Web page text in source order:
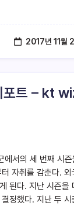
2017년 11월
포트 – kt
서의 세 번째 시즌
자취를 감춘다. 외
된다. 지난 시즌을
정했다. 지난 두 시